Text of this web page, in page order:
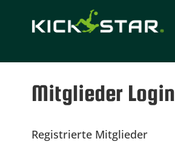
Mitglieder Login
Registrierte Mitglieder